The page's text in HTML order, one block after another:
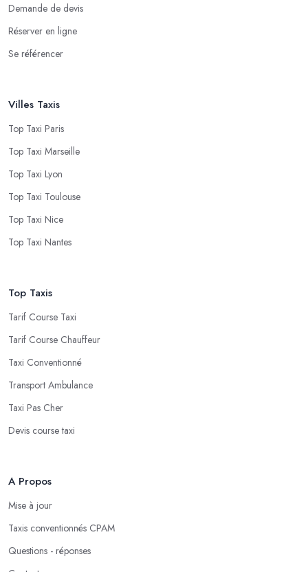
Demande de devis
Réserver en ligne
Se référencer
Villes Taxis
Top Taxi Paris
Top Taxi Marseille
Top Taxi Lyon
Top Taxi Toulouse
Top Taxi Nice
Top Taxi Nantes
Top Taxis
Tarif Course Taxi
Tarif Course Chauffeur
Taxi Conventionné
Transport Ambulance
Taxi Pas Cher
Devis course taxi
A Propos
Mise à jour
Taxis conventionnés CPAM
Questions - réponses